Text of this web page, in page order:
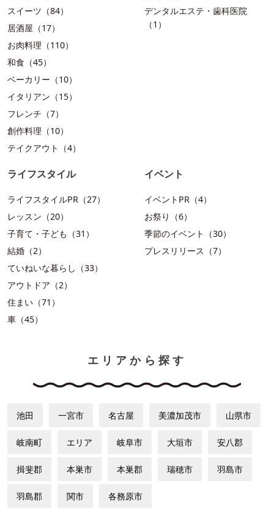
スイーツ（84）
居酒屋（17）
お肉料理（110）
和食（45）
ベーカリー（10）
イタリアン（15）
フレンチ（7）
創作料理（10）
テイクアウト（4）
デンタルエステ・歯科医院
（1）
ライフスタイル
ライフスタイルPR（27）
レッスン（20）
子育て・子ども（31）
結婚（2）
ていねいな暮らし（33）
アウトドア（2）
住まい（71）
車（45）
イベント
イベントPR（4）
お祭り（6）
季節のイベント（30）
プレスリリース（7）
エリアから探す
池田 一宮市 名古屋 美濃加茂市 山県市
岐南町 エリア 岐阜市 大垣市 安八郡
揖斐郡 本巣市 本巣郡 瑞穂市 羽島市
羽島郡 関市 各務原市